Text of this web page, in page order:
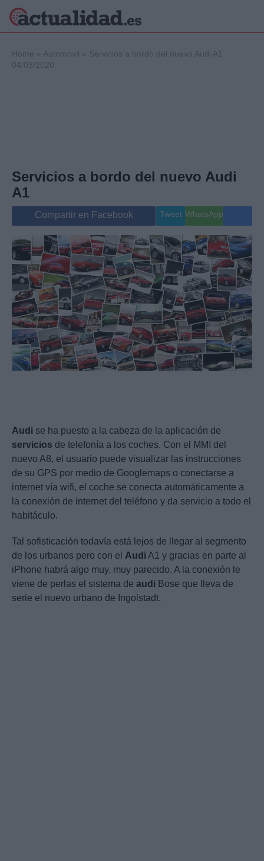
Internacional
Viajes
Salud y Bienestar
Gente
Musica
Home » Automovil » Servicios a bordo del nuevo Audi A1
04/03/2020
Servicios a bordo del nuevo Audi
A1
Compartir en Facebook Tweet WhatsApp
Audi se ha puesto a la cabeza de la aplicación de
servicios de telefonía a los coches. Con el MMI del
nuevo A8, el usuario puede visualizar las instrucciones
de su GPS por medio de Googlemaps o conectarse a
internet vía wifi, el coche se conecta automáticamente a
la conexión de internet del teléfono y da servicio a todo el
habitáculo.
Tal sofisticación todavía está lejos de llegar al segmento
de los urbanos pero con el Audi A1 y gracias en parte al
iPhone habrá algo muy, muy parecido. A la conexión le
viene de perlas el sistema de audi Bose que lleva de
serie el nuevo urbano de Ingolstadt.